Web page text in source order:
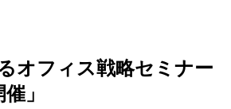
オフィス戦略セミナー
」